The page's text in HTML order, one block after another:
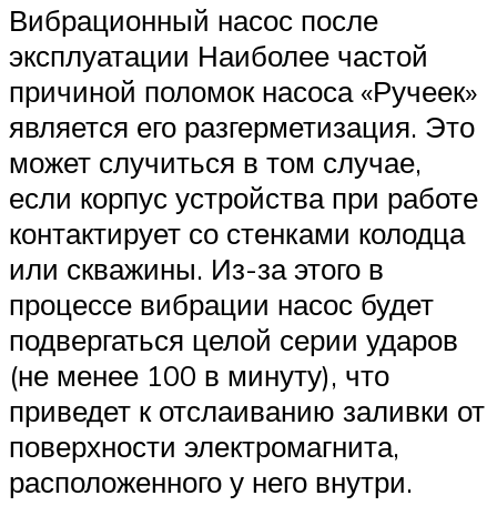
Вибрационный насос после
эксплуатации Наиболее частой
причиной поломок насоса «Ручеек»
является его разгерметизация. Это
может случиться в том случае,
если корпус устройства при работе
контактирует со стенками колодца
или скважины. Из-за этого в
процессе вибрации насос будет
подвергаться целой серии ударов
(не менее 100 в минуту), что
приведет к отслаиванию заливки от
поверхности электромагнита,
расположенного у него внутри.